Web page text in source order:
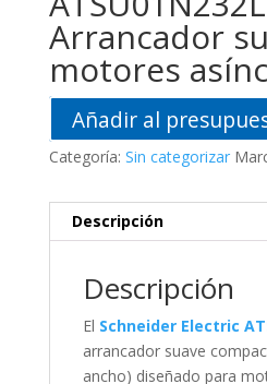
Arrancador
motores
Añadir al
Categoría: Sin categorizar
Descripción
Descripción
El Schneider Electric
arrancador suave
ancho) diseñado para